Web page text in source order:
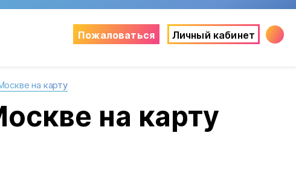
Пожаловаться Личный кабинет
на карту
на карту